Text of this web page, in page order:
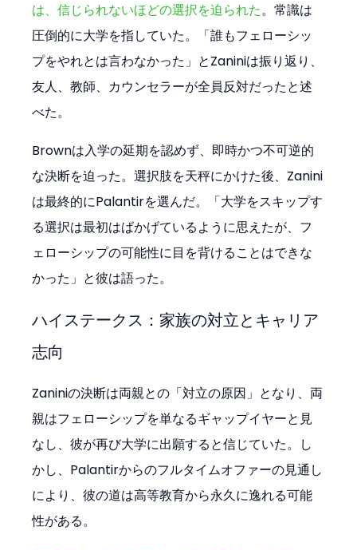
は、信じられないほどの選択を迫られた。常識は
圧倒的に大学を指していた。「誰もフェローシッ
プをやれとは言わなかった」とZaniniは振り返り、
友人、教師、カウンセラーが全員反対だったと述
べた。
Brownは入学の延期を認めず、即時かつ不可逆的
な決断を迫った。選択肢を天秤にかけた後、Zanini
は最終的にPalantirを選んだ。「大学をスキップす
る選択は最初はばかげているように思えたが、フ
ェローシップの可能性に目を背けることはできな
かった」と彼は語った。
ハイステークス：家族の対立とキャリア
志向
Zaniniの決断は両親との「対立の原因」となり、両
親はフェローシップを単なるギャップイヤーと見
なし、彼が再び大学に出願すると信じていた。し
かし、Palantirからのフルタイムオファーの見通し
により、彼の道は高等教育から永久に逸れる可能
性がある。